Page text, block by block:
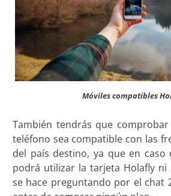
Móviles compatibles
También tendrás que
teléfono sea compatible con las
del país destino, ya que en
podrá utilizar la tarjeta Holafly ni
se hace preguntando por el chat